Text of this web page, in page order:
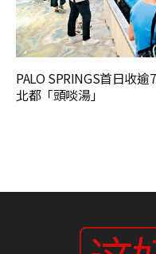
PALO SPRINGS首日收
北都「頭啖湯」